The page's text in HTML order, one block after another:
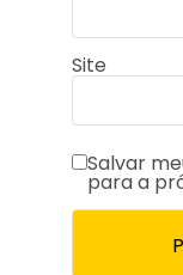
Site
Salvar
para a